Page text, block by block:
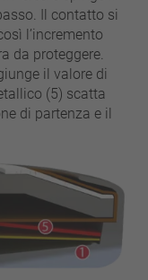
Il contatto si
l’incremento
da proteggere.
il valore di
(5) scatta
di partenza e il